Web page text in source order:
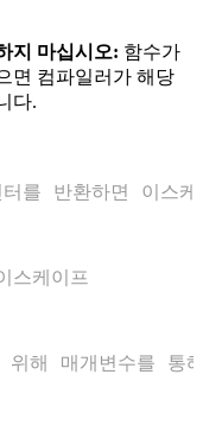
지 마십시오: 함수가
면 컴파일러가 해당
다.
반환하면 이스케
케이프
해 매개변수를 통